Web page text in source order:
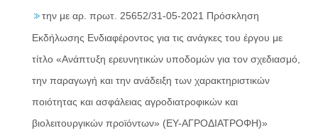
την με αρ. πρωτ. 25652/31-05-2021 Πρόσκληση
Εκδήλωσης Ενδιαφέροντος για τις ανάγκες του έργου με
τίτλο «Ανάπτυξη ερευνητικών υποδομών για τον σχεδιασμό,
την παραγωγή και την ανάδειξη των χαρακτηριστικών
ποιότητας και ασφάλειας αγροδιατροφικών και
βιολειτουργικών προϊόντων» (ΕΥ-ΑΓΡΟΔΙΑΤΡΟΦΗ)»